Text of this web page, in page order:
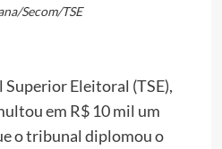
Secom/TSE
Eleitoral (TSE),
em R$ 10 mil um
o tribunal diplomou o